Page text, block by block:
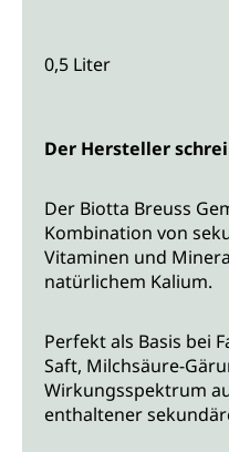
0,5 Liter
Der Hersteller
Der Biotta Breuss
Kombination von
Vitaminen und
natürlichem Kalium.
Perfekt als Basis bei
Saft, Milchsäure-
Wirkungsspektrum
enthaltener